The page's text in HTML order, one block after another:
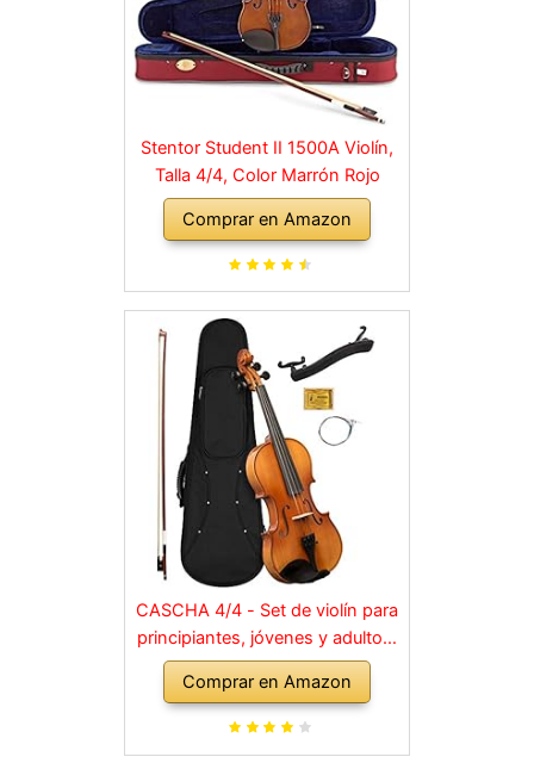
Stentor Student II 1500A Violín,
Talla 4/4, Color Marrón Rojo
Comprar en Amazon
CASCHA 4/4 - Set de violín para
principiantes, jóvenes y adultos,
violín macizo con arco, colofonia,
cuerdas de repuesto, soporte
para hombro, maletín, abeto
Comprar en Amazon